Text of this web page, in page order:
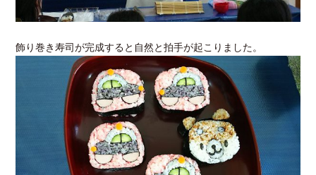
飾り巻き寿司が完成すると自然と拍手が起こりました。